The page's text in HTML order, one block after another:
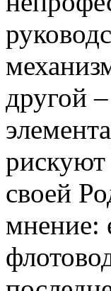
другой
рискуют
своей
мнение: